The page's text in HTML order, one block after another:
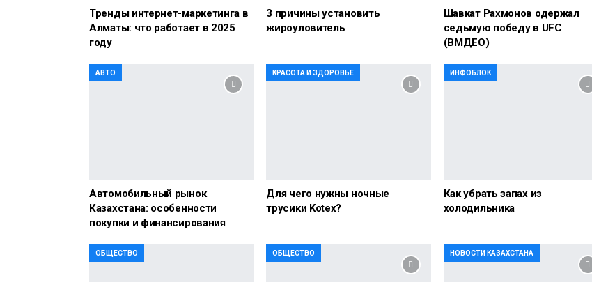
Тренды интернет-маркетинга в
Алматы: что работает в 2025
году
3 причины установить
жироуловитель
Шавкат Рахмонов одержал
седьмую победу в UFC
(ВМДЕО)
АВТО
Автомобильный рынок
Казахстана: особенности
покупки и финансирования
КРАСОТА И ЗДОРОВЬЕ
Для чего нужны ночные
трусики Kotex?
ИНФОБЛОК
Как убрать запах из
холодильника
ОБЩЕСТВО ОБЩЕСТВО НОВОСТИ КАЗАХСТАНА